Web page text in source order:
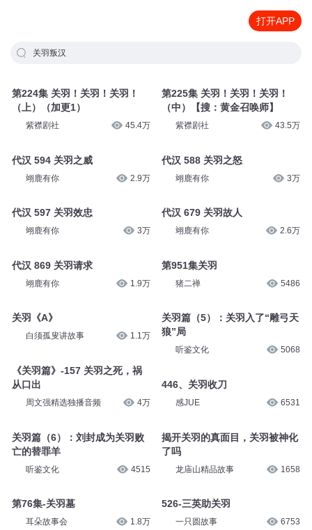
打开APP
关羽叛汉
第224集 关羽！关羽！关羽！
（上）（加更1）
紫襟剧社 45.4万
代汉 594 关羽之威
翊鹿有你 2.9万
代汉 597 关羽效忠
翊鹿有你 3万
代汉 869 关羽请求
翊鹿有你 1.9万
关羽《A》
白须孤叟讲故事 1.1万
《关羽篇》-157 关羽之死，祸
从口出
周文强精选独播音频 4万
关羽篇（6）：刘封成为关羽败
亡的替罪羊
听鉴文化 4515
第76集-关羽墓
耳朵故事会 1.8万
第225集 关羽！关羽！关羽！
（中）【搜：黄金召唤师】
紫襟剧社 43.5万
代汉 588 关羽之怒
翊鹿有你 3万
代汉 679 关羽故人
翊鹿有你 2.6万
第951集关羽
猪二禅 5486
关羽篇（5）：关羽入了“雕弓天
狼”局
听鉴文化 5068
446、关羽收刀
感JUE 6531
揭开关羽的真面目，关羽被神化
了吗
龙庙山精品故事 1658
526-三英助关羽
一只圆故事 6753